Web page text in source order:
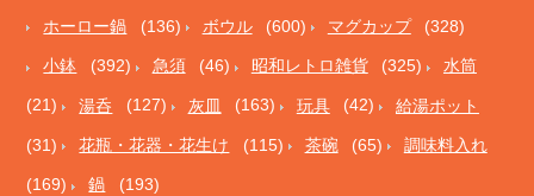
ホーロー鍋 (136) ボウル (600) マグカップ (328)
小鉢 (392) 急須 (46) 昭和レトロ雑貨 (325) 水筒
(21) 湯呑 (127) 灰皿 (163) 玩具 (42) 給湯ポット
(31) 花瓶・花器・花生け (115) 茶碗 (65) 調味料入れ
(169) 鍋 (193)